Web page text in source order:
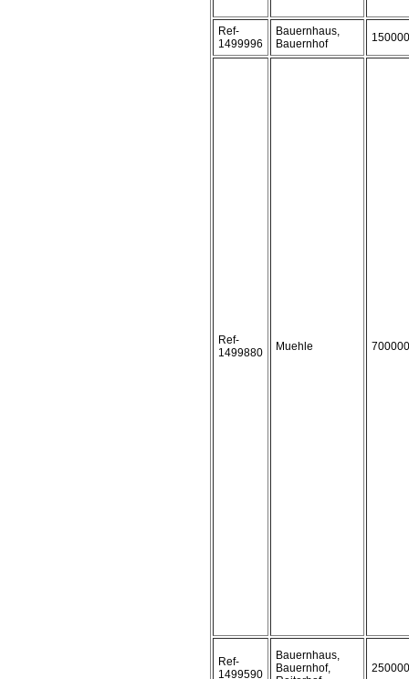
Ref-
1499996
Bauernhaus,
Bauernhof
150000
Ref-
1499880
Muehle 700000
Ref-
1499590
Bauernhaus,
Bauernhof,
250000